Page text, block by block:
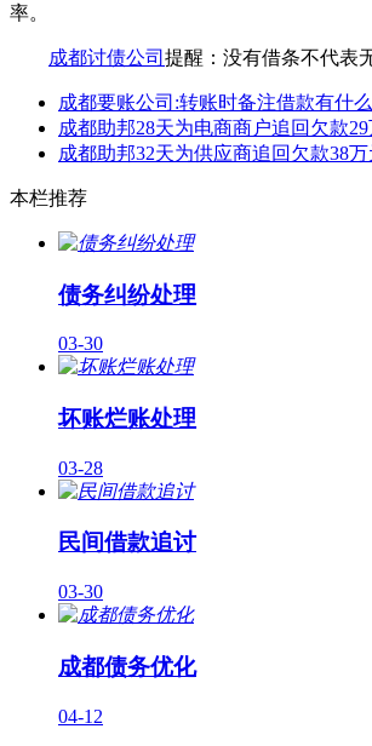
率。
成都讨债公司 提醒：没有借条不代表
成都要账公司:转账时备注借款有什
成都助邦28天为电商商户追回欠款29
成都助邦32天为供应商追回欠款38万
本栏推荐
债务纠纷处理
03-30
坏账烂账处理
03-28
民间借款追讨
03-30
成都债务优化
04-12